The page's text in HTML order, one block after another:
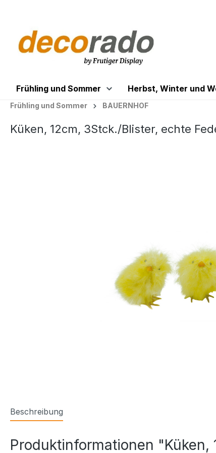
Frühling und Sommer Herbst, Winter und
Frühling und Sommer BAUERNHOF
Küken, 12cm, 3Stck./Blister, echte
Beschreibung
Produktinformationen "Küken,